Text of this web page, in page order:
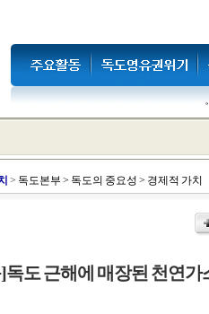
> 독도본부 > 독도의 중요성 > 경제적 가치
독도 근해에 매장된 천연가